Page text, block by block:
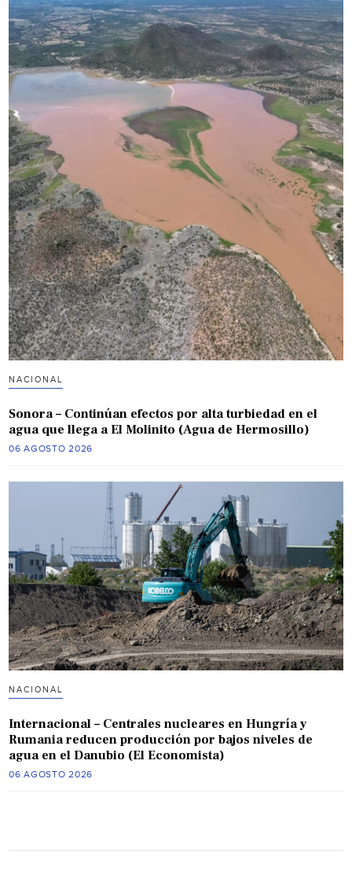
NACIONAL
Sonora – Continúan efectos por alta turbiedad en el
agua que llega a El Molinito (Agua de Hermosillo)
06 AGOSTO 2026
NACIONAL
Internacional – Centrales nucleares en Hungría y
Rumania reducen producción por bajos niveles de
agua en el Danubio (El Economista)
06 AGOSTO 2026